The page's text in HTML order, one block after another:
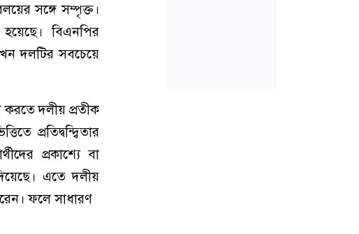
সঙ্গে সম্পৃক্ত।
বিএনপির
দলটির সবচেয়ে
করতে দলীয় প্রতীক
প্রতিদ্বন্দ্বিতার
প্রকাশ্যে বা
এতে দলীয়
ফলে সাধারণ